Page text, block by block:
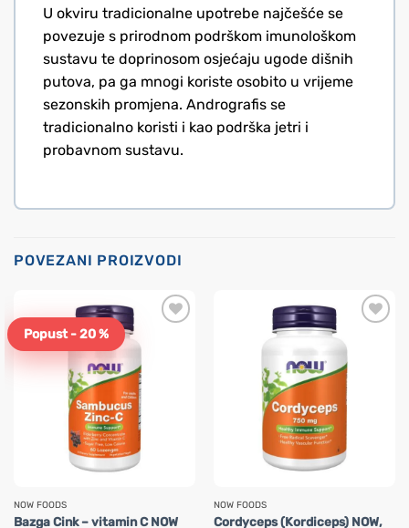
U okviru tradicionalne upotrebe najčešće se
povezuje s prirodnom podrškom imunološkom
sustavu te doprinosom osjećaju ugode dišnih
putova, pa ga mnogi koriste osobito u vrijeme
sezonskih promjena. Andrografis se
tradicionalno koristi i kao podrška jetri i
probavnom sustavu.
POVEZANI PROIZVODI
Popust - 20 %
NOW FOODS
Bazga Cink – vitamin C NOW
NOW FOODS
Cordyceps (Kordiceps) NOW,